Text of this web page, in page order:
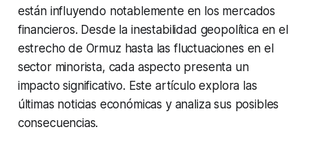
están influyendo notablemente en los mercados
financieros. Desde la inestabilidad geopolítica en el
estrecho de Ormuz hasta las fluctuaciones en el
sector minorista, cada aspecto presenta un
impacto significativo. Este artículo explora las
últimas noticias económicas y analiza sus posibles
consecuencias.